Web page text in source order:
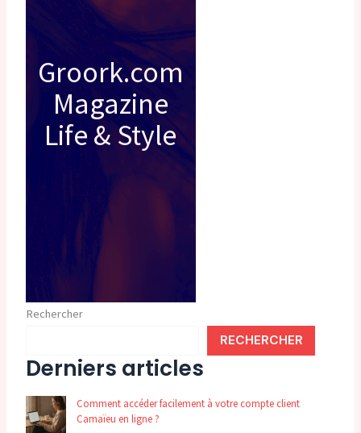
Groork.com
Magazine
Life & Style
Rechercher
RECHERCHER
Derniers articles
Comment accéder facilement à votre compte client
Camaïeu en ligne ?